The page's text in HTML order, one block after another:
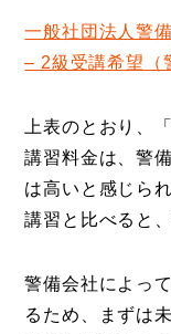
一般社団法人警
– 2級受講希望（
上表のとおり、
講習料金は、警
は高いと感じら
講習と比べると
警備会社によっ
るため、まずは